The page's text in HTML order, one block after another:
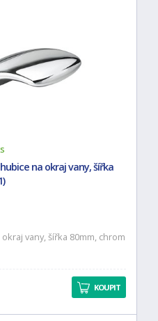
na okraj vany, šířka
vany, šířka 80mm, chrom
KOUPIT